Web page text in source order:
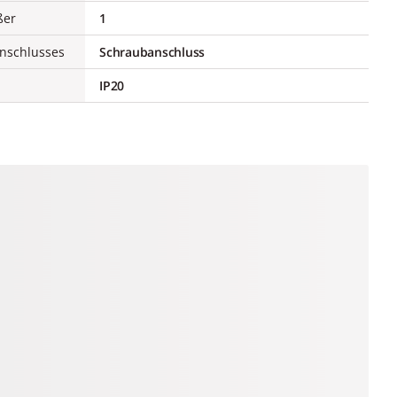
1
Schraubanschluss
IP20